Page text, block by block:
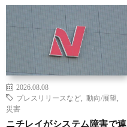
2026.08.08
プレスリリースなど
動向/展望
災害
ニチレイがシステム障害で連